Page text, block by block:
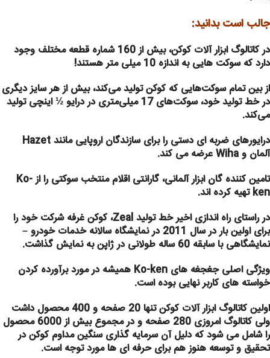
جالب است بدانید:
در کاتالوگ ابزار آلات کوکن، بیش از 160 شماره قطعه مختلف وجود
دارد که سوکت هایی به اندازه 10 میلی متر هستند!
از بین تمام سوکت‌هایی که کوکن تولید می‌کند، بیش از هر سایز دیگری
در خط تولید خود، سوکت‌های 17 میلی‌متری در درایو ½ اینچی تولید
می‌کند.
درایورهای ضربه ای دستی را برای سازندگان اروپایی مانند Hazet
آلمان و Wiha عرضه می کند.
تامین کننده گان ابزار آلمانی، گارانتی اقلام منتخب سوکتی را از Ko-
ken تهیه کرده اند.
در راستای راه اندازی اخیر خط تولید Zeal، کوکن غرفه شرکت خود را
برای اولین بار در سال 2011 در نمایشگاه سالانه خدمات خودرو –
نمایشگاهی با سابقه 60 ساله طولانی در ژاپن به نمایش گذاشت.
ویژگی اصلی جغجغه های Ko-ken همیشه در مورد برآورده کردن
خواسته های کاربر نهایی بوده است.
اولین کاتالوگ ابزار آلات کوکن تنها 20 صفحه و 400 محصول داشت
ولی کاتالوگ امروزی 280 صفحه و در مجموع بیش از 6000 محصول
را شامل می شود که دلیل آن سرمایه گذاری سنگین مداوم کوکن در
تحقیق و توسعه هنوز هم برای حرفه ای ها مورد توجه است.